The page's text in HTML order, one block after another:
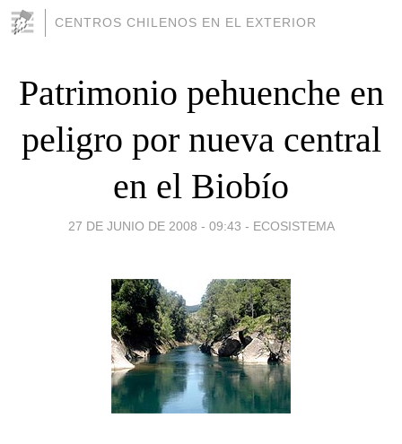
CENTROS CHILENOS EN EL EXTERIOR
Patrimonio pehuenche en
peligro por nueva central
en el Biobío
27 DE JUNIO DE 2008 - 09:43 - ECOSISTEMA